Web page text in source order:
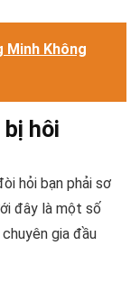
Minh Không
hôi
hỏi bạn phải sơ
đây là một số
gia đầu